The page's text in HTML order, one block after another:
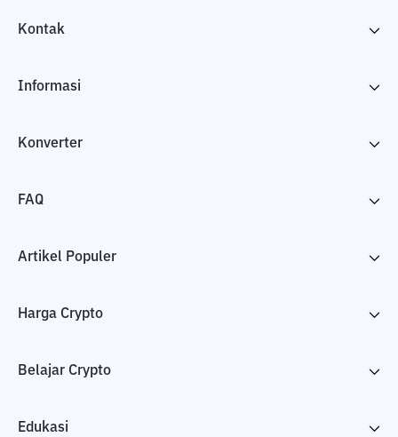
Kontak
Informasi
Konverter
FAQ
Artikel Populer
Harga Crypto
Belajar Crypto
Edukasi